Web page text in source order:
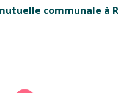
communale à